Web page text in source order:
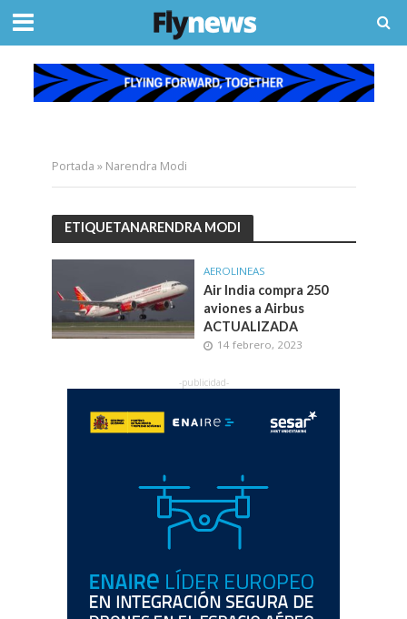
Portada » Narendra Modi
ETIQUETANARENDRA MODI
AEROLINEAS
Air India compra 250
aviones a Airbus
ACTUALIZADA
14 febrero, 2023